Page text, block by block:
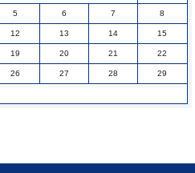
5 6 7 8
12 13 14 15
19 20 21 22
26 27 28 29